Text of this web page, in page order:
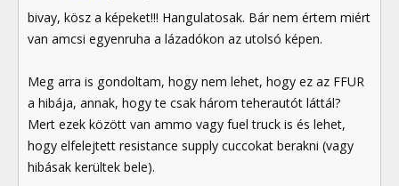
bivay, kösz a képeket!!! Hangulatosak. Bár nem értem miért
van amcsi egyenruha a lázadókon az utolsó képen.
Meg arra is gondoltam, hogy nem lehet, hogy ez az FFUR
a hibája, annak, hogy te csak három teherautót láttál?
Mert ezek között van ammo vagy fuel truck is és lehet,
hogy elfelejtett resistance supply cuccokat berakni (vagy
hibásak kerültek bele).